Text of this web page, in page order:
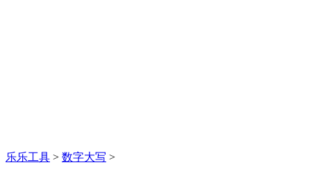
乐乐工具 > 数字大写 >